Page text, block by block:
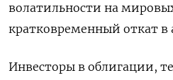
волатильности на
кратковременный откат в
Инвесторы в облигации,